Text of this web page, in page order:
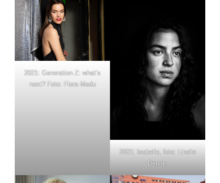
2021: Generation Z: what’s
next? Foto: Flora Madu
2021: Isabelle, foto: Linelle
Deunk.